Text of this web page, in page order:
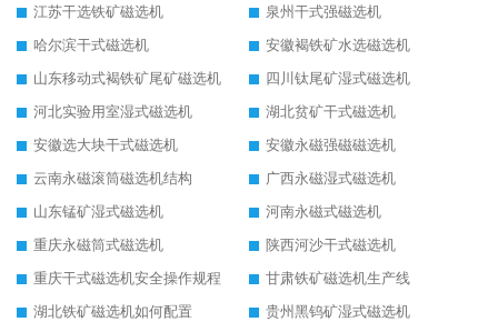
江苏干选铁矿磁选机
泉州干式强磁选机
哈尔滨干式磁选机
安徽褐铁矿水选磁选机
山东移动式褐铁矿尾矿磁选机
四川钛尾矿湿式磁选机
河北实验用室湿式磁选机
湖北贫矿干式磁选机
安徽选大块干式磁选机
安徽永磁强磁磁选机
云南永磁滚筒磁选机结构
广西永磁湿式磁选机
山东锰矿湿式磁选机
河南永磁式磁选机
重庆永磁筒式磁选机
陕西河沙干式磁选机
重庆干式磁选机安全操作规程
甘肃铁矿磁选机生产线
湖北铁矿磁选机如何配置
贵州黑钨矿湿式磁选机